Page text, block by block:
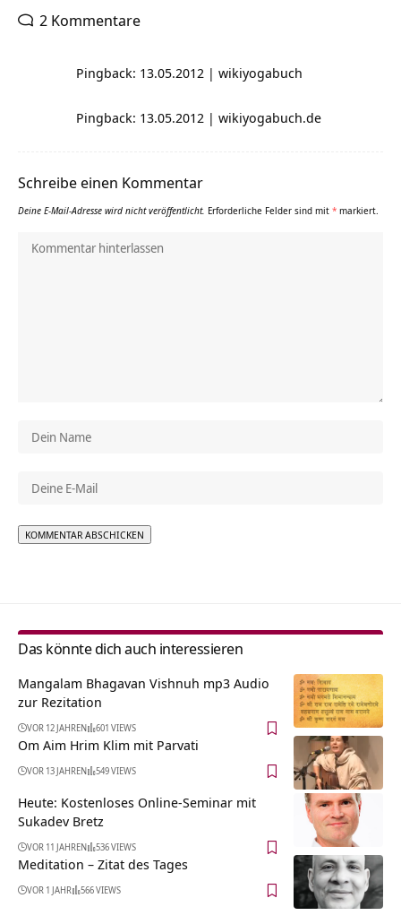
2 Kommentare
Pingback: 13.05.2012 | wikiyogabuch
Pingback: 13.05.2012 | wikiyogabuch.de
Schreibe einen Kommentar
Deine E-Mail-Adresse wird nicht veröffentlicht. Erforderliche Felder sind mit * markiert.
Das könnte dich auch interessieren
Mangalam Bhagavan Vishnuh mp3 Audio
zur Rezitation
VOR 12 JAHREN 601 VIEWS
Om Aim Hrim Klim mit Parvati
VOR 13 JAHREN 549 VIEWS
Heute: Kostenloses Online-Seminar mit
Sukadev Bretz
VOR 11 JAHREN 536 VIEWS
Meditation – Zitat des Tages
VOR 1 JAHR 566 VIEWS